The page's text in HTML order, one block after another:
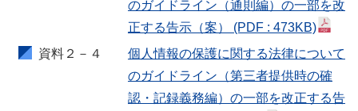
のガイドライン（通則編）の一部を改
正する告示（案） (PDF : 473KB)
資料２－４
個人情報の保護に関する法律について
のガイドライン（第三者提供時の確
認・記録義務編）の一部を改正する告